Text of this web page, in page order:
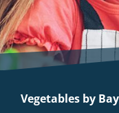
Vegetables by